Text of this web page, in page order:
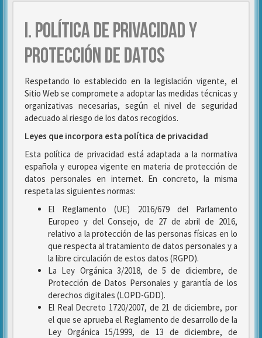
I. POLÍTICA DE PRIVACIDAD Y
PROTECCIÓN DE DATOS
Respetando lo establecido en la legislación vigente, el
Sitio Web se compromete a adoptar las medidas técnicas y
organizativas necesarias, según el nivel de seguridad
adecuado al riesgo de los datos recogidos.
Leyes que incorpora esta política de privacidad
Esta política de privacidad está adaptada a la normativa
española y europea vigente en materia de protección de
datos personales en internet. En concreto, la misma
respeta las siguientes normas:
El Reglamento (UE) 2016/679 del Parlamento
Europeo y del Consejo, de 27 de abril de 2016,
relativo a la protección de las personas físicas en lo
que respecta al tratamiento de datos personales y a
la libre circulación de estos datos (RGPD).
La Ley Orgánica 3/2018, de 5 de diciembre, de
Protección de Datos Personales y garantía de los
derechos digitales (LOPD-GDD).
El Real Decreto 1720/2007, de 21 de diciembre, por
el que se aprueba el Reglamento de desarrollo de la
Ley Orgánica 15/1999, de 13 de diciembre, de